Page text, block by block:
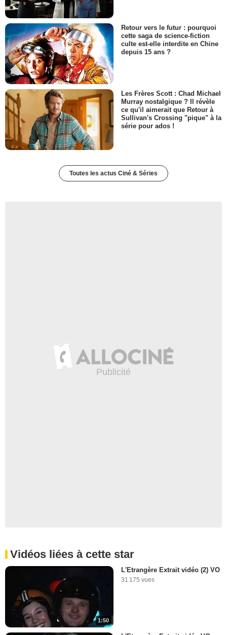
Retour vers le futur : pourquoi
cette saga de science-fiction
culte est-elle interdite en Chine
depuis 15 ans ?
Les Frères Scott : Chad Michael
Murray nostalgique ? Il révèle
ce qu'il aimerait que Retour à
Sullivan's Crossing "pique" à la
série pour ados !
Toutes les actus Ciné & Séries
Vidéos liées à cette star
1:50
L'Etrangère Extrait vidéo (2) VO
31 175 vues